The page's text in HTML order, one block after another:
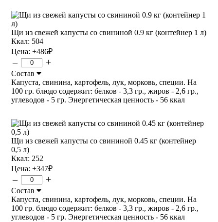
Щи из свежей капусты со свининой 0.9 кг (контейнер 1 л)
Ккал: 504
Цена: +486₽
– +
Состав
Капуста, свинина, картофель, лук, морковь, специи. На
100 гр. блюдо содержит: белков - 3,3 гр., жиров - 2,6 гр.,
углеводов - 5 гр. Энергетическая ценность - 56 ккал
Щи из свежей капусты со свининой 0.45 кг (контейнер
0,5 л)
Ккал: 252
Цена: +347₽
– +
Состав
Капуста, свинина, картофель, лук, морковь, специи. На
100 гр. блюдо содержит: белков - 3,3 гр., жиров - 2,6 гр.,
углеводов - 5 гр. Энергетическая ценность - 56 ккал